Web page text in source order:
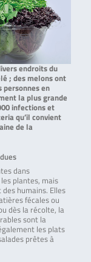
endroits du
; des melons ont
personnes en
la plus grande
infections et
qu’il convient
de la
dans
plantes, mais
humains. Elles
fécales ou
dès la récolte, la
sont la
les plats
prêtes à